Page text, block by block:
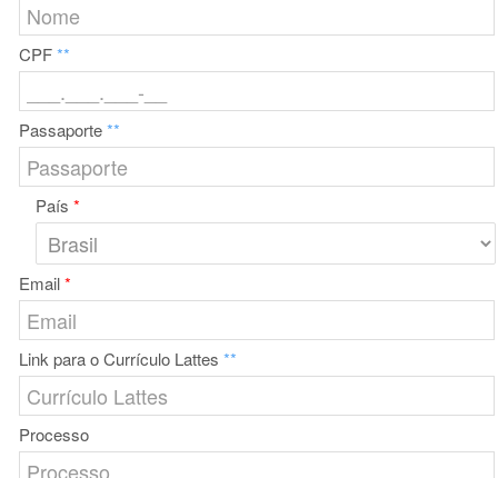
CPF**
Passaporte**
País *
Email*
Link para o Currículo Lattes **
Processo